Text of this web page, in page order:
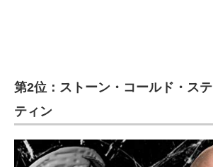
第2位：ストーン・コールド・ス
ティン